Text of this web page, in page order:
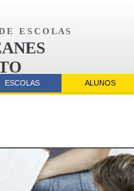
E E S C O L A S
ESCOLAS ALUNOS